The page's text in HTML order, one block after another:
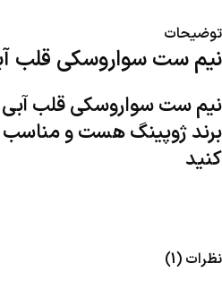
توضیحات
نیم ست سواروسکی قلب آبی
نیم ست سواروسکی قلب آبی
برند ژوپینگ هست و مناسب
کنید
نظرات (1)